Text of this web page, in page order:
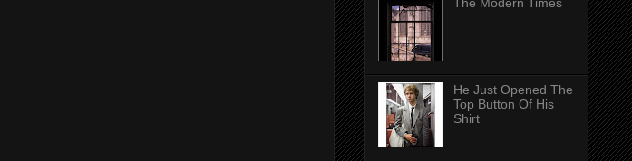
He Just Opened The
Top Button Of His
Shirt